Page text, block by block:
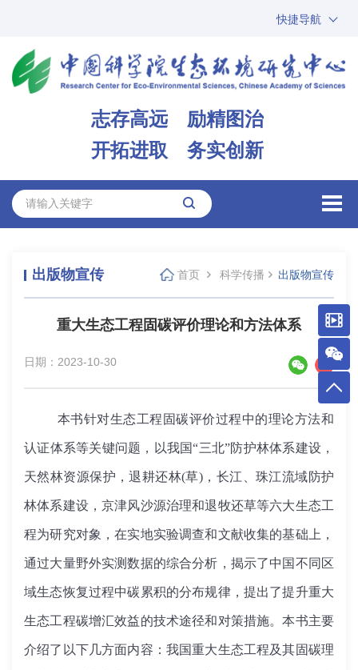
快捷导航
ARP
邮箱
志存高远 励精图治
开拓进取 务实创新
出版物宣传 首页 科学传播 出版物宣传
重大生态工程固碳评价理论和方法体系
日期：2023-10-30
本书针对生态工程固碳评价过程中的理论方法和
认证体系等关键问题，以我国“三北”防护林体系建设，
天然林资源保护，退耕还林(草)，长江、珠江流域防护
林体系建设，京津风沙源治理和退牧还草等六大生态工
程为研究对象，在实地实验调查和文献收集的基础上，
通过大量野外实测数据的综合分析，揭示了中国不同区
域生态恢复过程中碳累积的分布规律，提出了提升重大
生态工程碳增汇效益的技术途径和对策措施。本书主要
介绍了以下几方面内容：我国重大生态工程及其固碳理